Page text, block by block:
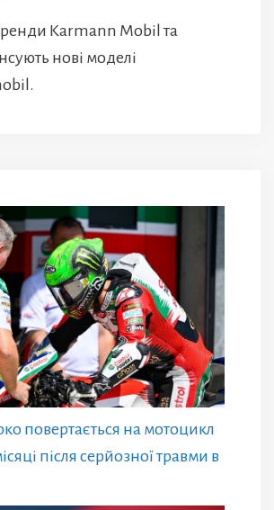
Karmann Mobil та
нові моделі
повертається на мотоцикл
після серйозної травми в